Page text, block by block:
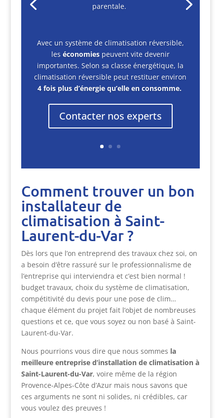
parentale.
Avec un système de climatisation réversible,
les économiespeuvent vite devenir
importantes. Selon sa classe énergétique, la
climatisation réversible peut restituer environ
4 fois plus d’énergie qu’elle en consomme.
Contacter nos experts
Comment trouver un bon
installateur de
climatisation à Saint-
Laurent-du-Var ?
Dès lors que l’on entreprend des travaux chez soi, on
a besoin d’être rassuré sur le professionnalisme de
l’entreprise qui interviendra et c’est bien normal !
budget travaux, choix du système de climatisation,
compétitivité du devis pour une pose de clim…
chaque élément du projet fait l’objet de nombreuses
questions et ce, que vous soyez ou non basé à Saint-
Laurent-du-Var.
Nous pourrions vous dire que nous sommes la
meilleure entreprise d’installation de climatisation à
Saint-Laurent-du-Var, voire même de la région
Provence-Alpes-Côte d’Azur mais nous savons que
ces arguments ne sont ni solides, ni crédibles, car
vous voulez des preuves !